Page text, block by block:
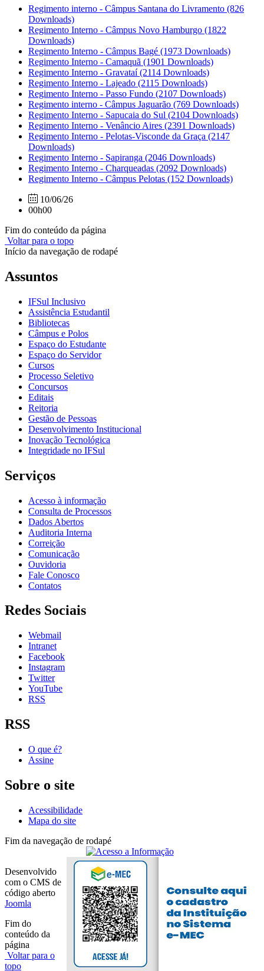
Regimento interno - Câmpus Santana do Livramento (826
Downloads)
Regimento Interno - Câmpus Novo Hamburgo (1822
Downloads)
Regimento Interno - Câmpus Bagé (1973 Downloads)
Regimento Interno - Camaquã (1901 Downloads)
Regimento Interno - Gravataí(2114 Downloads)
Regimento Interno - Lajeado (2115 Downloads)
Regimento Interno - Passo Fundo (2107 Downloads)
Regimento interno - Câmpus Jaguarão (769 Downloads)
Regimento Interno - Sapucaia do Sul (2104 Downloads)
Regimento Interno - Venâncio Aires (2391 Downloads)
Regimento Interno - Pelotas-Visconde da Graça (2147
Downloads)
Regimento Interno - Sapiranga (2046 Downloads)
Regimento Interno - Charqueadas (2092 Downloads)
Regimento Interno - Câmpus Pelotas (152 Downloads)
10/06/26
00h00
Fim do conteúdo da página
Voltar para o topo
Início da navegação de rodapé
Assuntos
IFSul Inclusivo
Assistência Estudantil
Bibliotecas
Câmpus e Polos
Espaço do Estudante
Espaço do Servidor
Cursos
Processo Seletivo
Concursos
Editais
Reitoria
Gestão de Pessoas
Desenvolvimento Institucional
Inovação Tecnológica
Integridade no IFSul
Serviços
Acesso à informação
Consulta de Processos
Dados Abertos
Auditoria Interna
Correição
Comunicação
Ouvidoria
Fale Conosco
Contatos
Redes Sociais
Webmail
Intranet
Facebook
Instagram
Twitter
YouTube
RSS
RSS
O que é?
Assine
Sobre o site
Acessibilidade
Mapa do site
Fim da navegação de rodapé
Desenvolvido
com o CMS de
código aberto
Joomla
Fim do
conteúdo da
página
Voltar para o
topo